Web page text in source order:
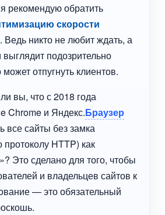
рекомендую обратить
скорости
. Ведь никто не любит ждать, а
подозрительно
отпугнуть клиентов.
вы, что с 2018 года
Chrome и Яндекс.Браузер
все сайты без замка
HTTP) как
Это сделано для того, чтобы
и владельцев сайтов к
— это обязательный